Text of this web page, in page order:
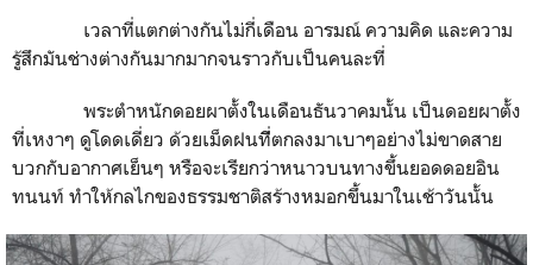
เวลาที่แตกต่างกันไม่กี่เดือน อารมณ์ ความคิด และความ
รู้สึกมันช่างต่างกันมากมากจนราวกับเป็นคนละที่
พระตำหนักดอยผาตั้งในเดือนธันวาคมนั้น เป็นดอยผาตั้ง
ที่เหงาๆ ดูโดดเดี่ยว ด้วยเม็ดฝนทีี่ตกลงมาเบาๆอย่างไม่ขาดสาย
บวกกับอากาศเย็นๆ หรือจะเรียกว่าหนาวบนทางขึ้นยอดดอยอิน
ทนนท์ ทำให้กลไกของธรรมชาติสร้างหมอกขึ้นมาในเช้าวันนั้น